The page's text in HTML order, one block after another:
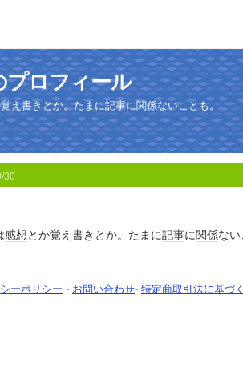
プロフィール
え書きとか。たまに記事に関係ないことも。
30
感想とか覚え書きとか。たまに記事に関係ない
ーポリシー - お問い合わせ- 特定商取引法に基づ